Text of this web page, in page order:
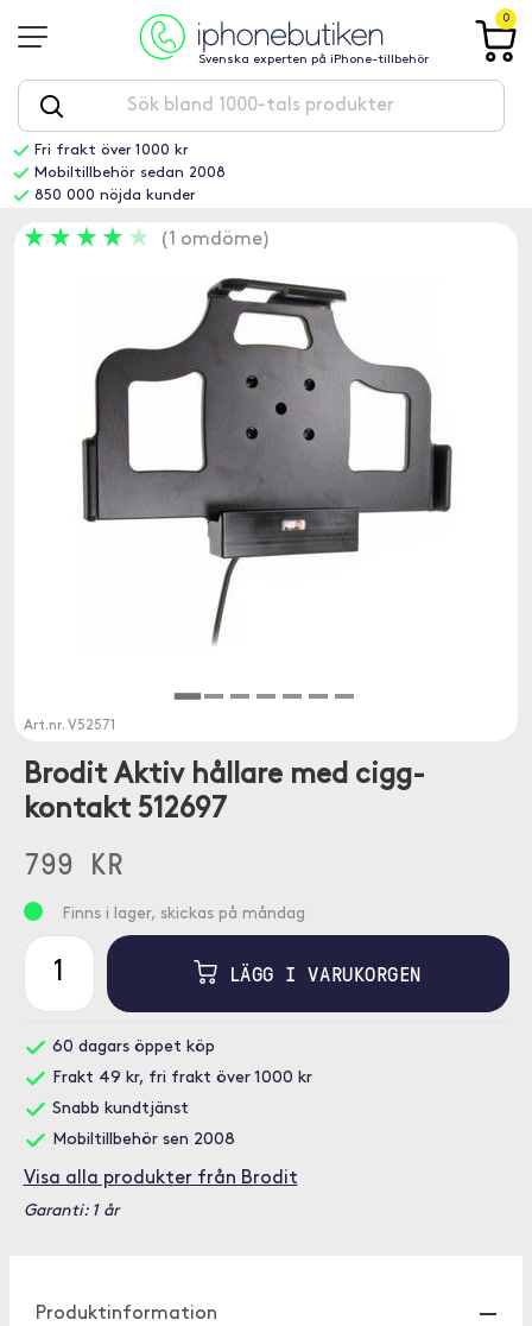
Svenska experten på iPhone-tillbehör
0
Fri frakt över 1000 kr
Mobiltillbehör sedan 2008
850 000 nöjda kunder
1 omdöme
Art.nr. V52571
Brodit Aktiv hållare med cigg-
kontakt 512697
799 KR
Finns i lager, skickas på måndag
LÄGG I VARUKORGEN
60 dagars öppet köp
Frakt 49 kr, fri frakt över 1000 kr
Snabb kundtjänst
Mobiltillbehör sen 2008
Visa alla produkter från Brodit
Garanti: 1 år
Produktinformation